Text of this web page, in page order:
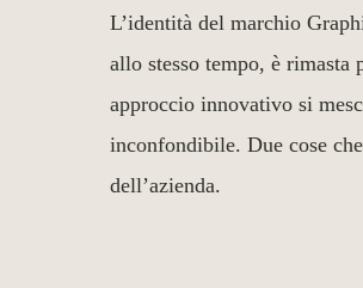
L’identità del marchio
allo stesso tempo, è rimasta
approccio innovativo si
inconfondibile. Due cose
dell’azienda.